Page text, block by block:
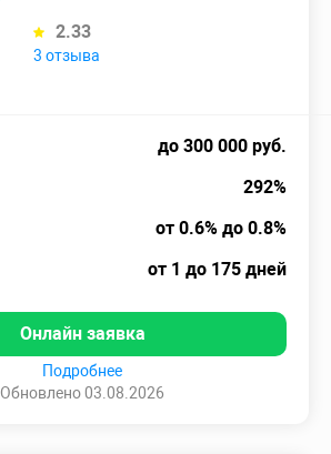
2.33
3 отзыва
до 300 000 руб.
292%
от 0.6% до 0.8%
от 1 до 175 дней
Онлайн заявка
Подробнее
Обновлено 03.08.2026